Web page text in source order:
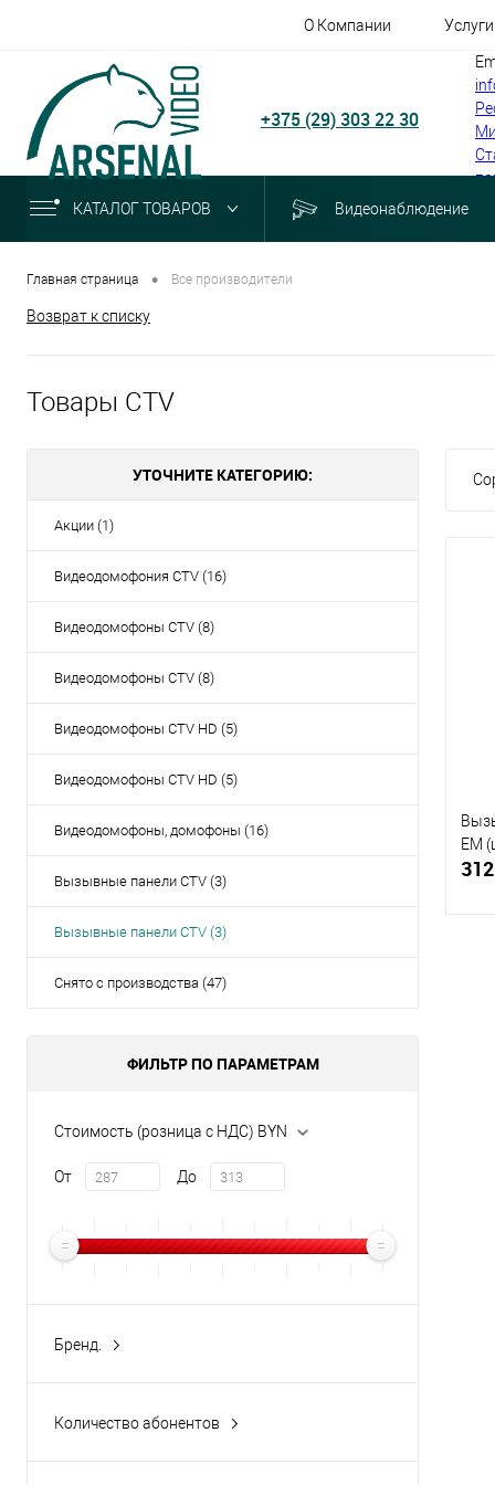
О Компании Услуги
+375 (29) 303 22 30
КАТАЛОГ ТОВАРОВ Видеонаблюдение
Главная страница • Все производители
Возврат к списку
Товары CTV
УТОЧНИТЕ КАТЕГОРИЮ:
Акции (1)
Видеодомофония CTV (16)
Видеодомофоны CTV (8)
Видеодомофоны CTV (8)
Видеодомофоны CTV HD (5)
Видеодомофоны CTV HD (5)
Видеодомофоны, домофоны (16)
Вызывные панели CTV (3)
Вызывные панели CTV (3)
Снято с производства (47)
ФИЛЬТР ПО ПАРАМЕТРАМ
Стоимость (розница с НДС) BYN
От До
Бренд.
Количество абонентов
EM